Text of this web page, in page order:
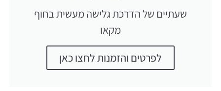
שעתיים של הדרכת גלישה מעשית בחוף
מקאו
לפרטים והזמנות לחצו כאן